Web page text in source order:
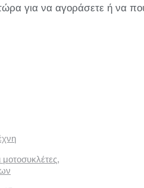
για να αγοράσετε ή να
μοτοσυκλέτες,